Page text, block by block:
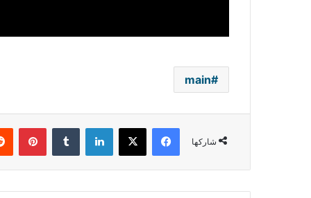
main
شاركها
فيسبوك ‫X لينكدإن